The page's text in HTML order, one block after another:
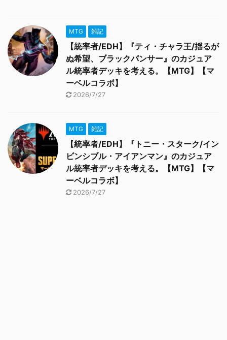
MTG 雑記
【統率者/EDH】『ティ・チャラ王/揺るが
ぬ希望、ブラックパンサー』のカジュア
ル統率者デッキを考える。【MTG】【マ
ーベルコラボ】
2026/7/27
MTG 雑記
【統率者/EDH】『トニー・スターク/イン
ビンシブル・アイアンマン』のカジュア
ル統率者デッキを考える。【MTG】【マ
ーベルコラボ】
2026/7/27